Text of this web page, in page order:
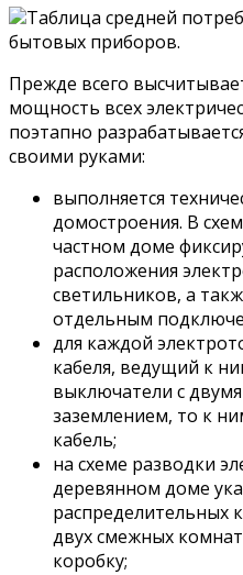
Таблица средней
бытовых приборов.
Прежде всего
мощность всех
поэтапно
своими руками:
выполняется
домостроения. В
частном доме
расположения
светильников, а
отдельным
для каждой
кабеля, ведущий к
выключатели с
заземлением, то к
кабель;
на схеме разводки
деревянном доме
распределительных
двух смежных
коробку;